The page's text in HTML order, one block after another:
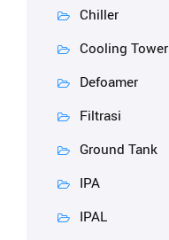
Chiller
Cooling Tower
Defoamer
Filtrasi
Ground Tank
IPA
IPAL